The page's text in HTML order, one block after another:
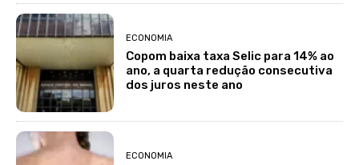
ECONOMIA
Copom baixa taxa Selic para 14% ao
ano, a quarta redução consecutiva
dos juros neste ano
ECONOMIA